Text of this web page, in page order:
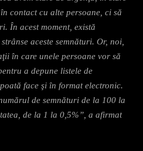
contact cu alte persoane, ci să
În acest moment, există
aceste semnături. Or, noi,
în care unele persoane vor să
a depune listele de
face şi în format electronic.
de semnături de la 100 la
de la 1 la 0,5%”, a afirmat